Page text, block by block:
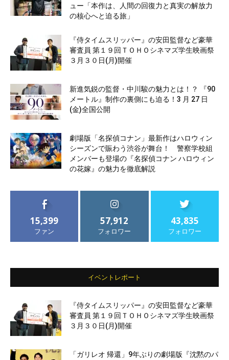
ュー「本作は、人間の回復力と真実の解放力
の核心へと迫る旅」
『侍タイムスリッパー』の安田監督など豪華
審査員 第１９回ＴＯＨＯシネマズ学生映画祭
３月３０日(月)開催
新進気鋭の監督・中川駿の魅力とは！？ 『90
メートル』制作の裏側にも迫る！3 月 27 日
(金)全国公開
劇場版「名探偵コナン」最新作はハロウィン
シーズンで賑わう渋谷が舞台！ 警察学校組
メンバーも登場の『名探偵コナン ハロウィン
の花嫁』の魅力を徹底解説
15,399
ファン
57,912
フォロワー
43,835
フォロワー
イベントレポート
『侍タイムスリッパー』の安田監督など豪華
審査員 第１９回ＴＯＨＯシネマズ学生映画祭
３月３０日(月)開催
「ガリレオ 帰還」9年ぶりの劇場版『沈黙のパ